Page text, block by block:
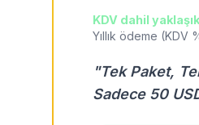
KDV dahil yaklaşık
Yıllık ödeme (KDV
"Tek Paket,
Sadece 50